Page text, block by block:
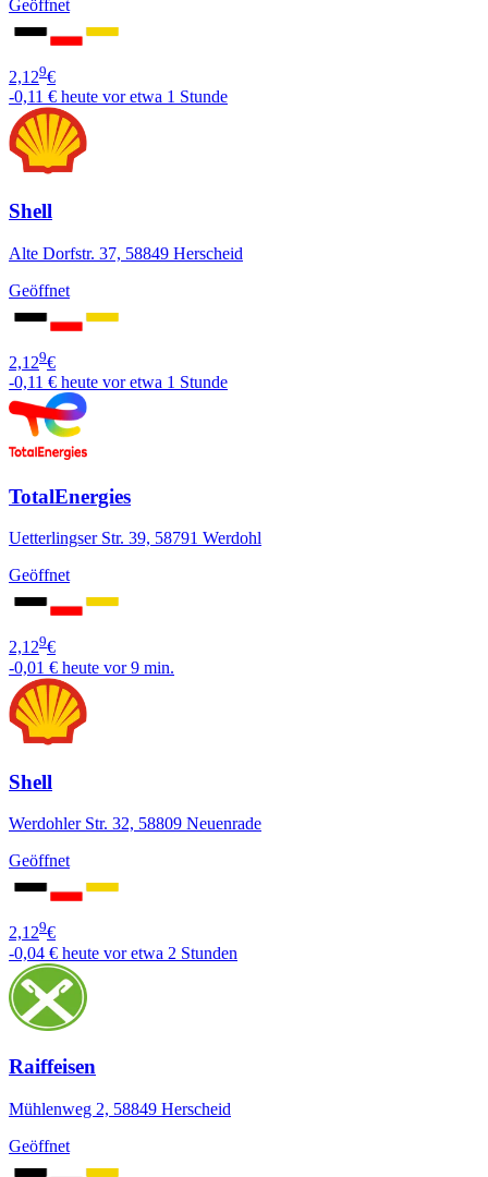
Geöffnet
2,129€
-0,11 € heute vor etwa 1 Stunde
Shell
Alte Dorfstr. 37, 58849 Herscheid
Geöffnet
2,129€
-0,11 € heute vor etwa 1 Stunde
TotalEnergies
Uetterlingser Str. 39, 58791 Werdohl
Geöffnet
2,129€
-0,01 € heute vor 9 min.
Shell
Werdohler Str. 32, 58809 Neuenrade
Geöffnet
2,129€
-0,04 € heute vor etwa 2 Stunden
Raiffeisen
Mühlenweg 2, 58849 Herscheid
Geöffnet